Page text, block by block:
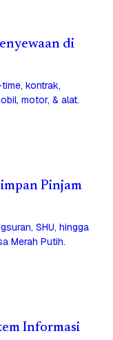
di
kontrak,
motor, & alat.
Pinjam
SHU, hingga
Merah Putih.
Informasi